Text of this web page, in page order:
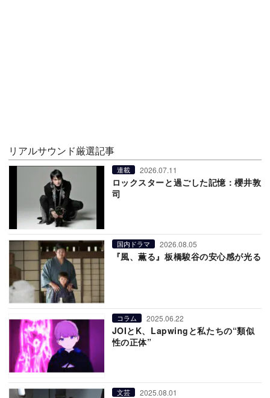
リアルサウンド厳選記事
連載 2026.07.11
ロックスターと過ごした記憶：櫻井敦
司
国内ドラマ 2026.08.05
『風、薫る』板橋駿谷の安心感が光る
コラム 2025.06.22
JOIとK、Lapwingと私たちの“類似
性の正体”
文芸 2025.08.01